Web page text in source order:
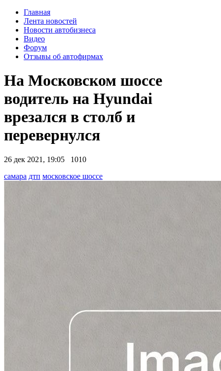
Главная
Лента новостей
Новости автобизнеса
Видео
Форум
Отзывы об автофирмах
На Московском шоссе
водитель на Hyundai
врезался в столб и
перевернулся
26 дек 2021, 19:05
1010
самара дтп московское шоссе